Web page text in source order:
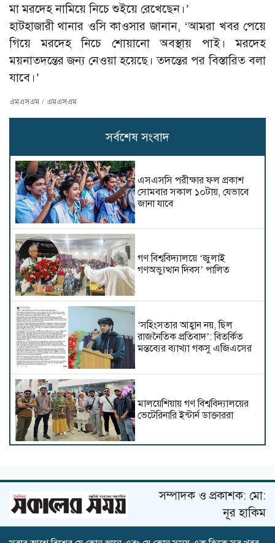
মা মরদেহ নামিয়ে নিচে শুইয়ে রেখেছেন।’
হাটহাজারী থানার ওসি কাওসার জানান, ‘আমরা খবর পেয়ে
গিয়ে মরদেহ নিচে শোয়ানো অবস্থায় পাই। মরদেহ
ময়নাতদন্তের জন্য নেওয়া হয়েছে। তদন্তের পর বিস্তারিত বলা
যাবে।’
এমএসএম / এমএসএম
সর্বশেষ সংবাদ
এসএসসি পরীক্ষার ফল প্রকাশ
সোমবার সকাল ১০টায়, যেভাবে
জানা যাবে
গণ বিশ্ববিদ্যালয়ে ‘জুলাই
গণঅভ্যুত্থান দিবস’ পালিত
‘সহিংসতার আহ্বান নয়, ছিল
রাজনৈতিক প্রতিবাদ’: বিতর্কিত
মন্তব্যের ব্যাখ্যা গকসু এজিএসের
মালয়েশিয়ায় গণ বিশ্ববিদ্যালয়ের
ভেটেরিনারি ইন্টার্ন ডাক্তাররা
রিসার্চ মনোগ্রাফ কর্মশালা অনুষ্ঠিত
সম্পাদক ও প্রকাশক: মো:
নূর হাকিম